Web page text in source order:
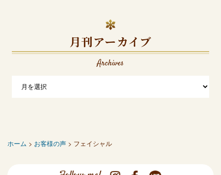
月刊アーカイブ
Archives
ホーム > お客様の声 > フェイシャル